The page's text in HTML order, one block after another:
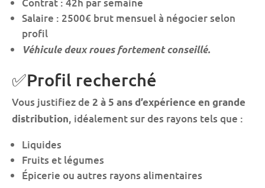
Salaire : 2500€ brut mensuel à négocier selon
profil
Véhicule deux roues fortement conseillé.
✅Profil recherché
Vous justifiez de 2 à 5 ans d’expérience en grande
distribution, idéalement sur des rayons tels que :
Liquides
Fruits et légumes
Épicerie ou autres rayons alimentaires